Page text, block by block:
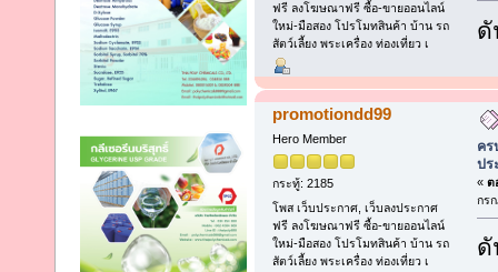
ฟรี ลงโฆษณาฟรี ซื้อ-ขายออนไลน์
ใหม่-มือสอง โปรโมทสินค้า บ้าน รถ
สัตว์เลี้ยง พระเครื่อง ท่องเที่ยว เ
ดั
promotiondd99
Hero Member
กระทู้: 2185
โพส เว็บประกาศ, เว็บลงประกาศ
ฟรี ลงโฆษณาฟรี ซื้อ-ขายออนไลน์
ใหม่-มือสอง โปรโมทสินค้า บ้าน รถ
สัตว์เลี้ยง พระเครื่อง ท่องเที่ยว เ
คร
ปร
« ต
กร
ดั